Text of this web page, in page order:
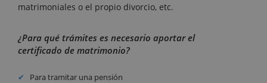
matrimoniales o el propio divorcio, etc.
¿Para qué trámites es necesario aportar el
certificado de matrimonio?
Para tramitar una pensión